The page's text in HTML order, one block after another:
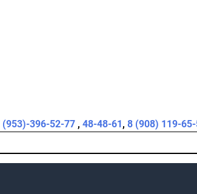
(953)-396-52-77 , 48-48-61, 8 (908) 119-